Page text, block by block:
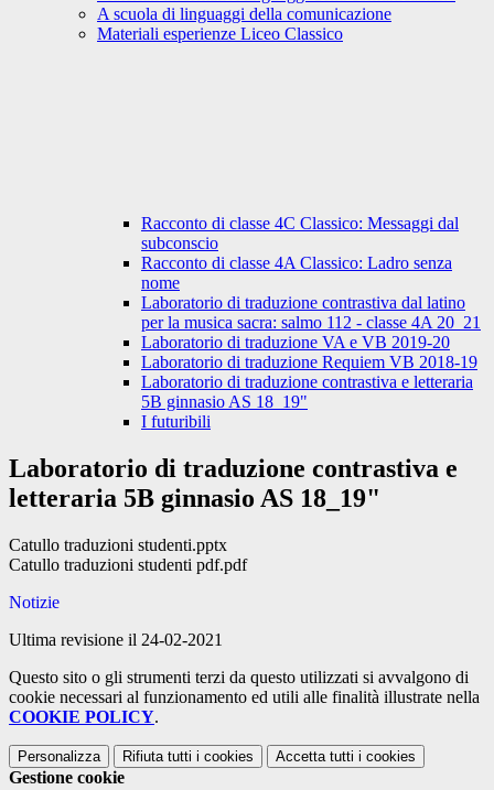
A scuola di linguaggi della comunicazione
Materiali esperienze Liceo Classico
Racconto di classe 4C Classico: Messaggi dal
subconscio
Racconto di classe 4A Classico: Ladro senza
nome
Laboratorio di traduzione contrastiva dal latino
per la musica sacra: salmo 112 - classe 4A 20_21
Laboratorio di traduzione VA e VB 2019-20
Laboratorio di traduzione Requiem VB 2018-19
Laboratorio di traduzione contrastiva e letteraria
5B ginnasio AS 18_19"
I futuribili
Laboratorio di traduzione contrastiva e
letteraria 5B ginnasio AS 18_19"
Catullo traduzioni studenti.pptx
Catullo traduzioni studenti pdf.pdf
Notizie
Ultima revisione il 24-02-2021
Questo sito o gli strumenti terzi da questo utilizzati si avvalgono di
cookie necessari al funzionamento ed utili alle finalità illustrate nella
COOKIE POLICY.
Personalizza Rifiuta tutti i cookies Accetta tutti i cookies
Gestione cookie